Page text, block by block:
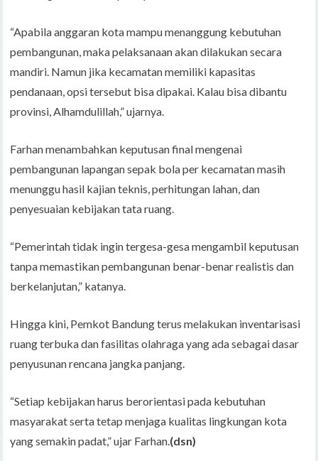
“Apabila anggaran kota mampu menanggung kebutuhan
pembangunan, maka pelaksanaan akan dilakukan secara
mandiri. Namun jika kecamatan memiliki kapasitas
pendanaan, opsi tersebut bisa dipakai. Kalau bisa dibantu
provinsi, Alhamdulillah,” ujarnya.
Farhan menambahkan keputusan final mengenai
pembangunan lapangan sepak bola per kecamatan masih
menunggu hasil kajian teknis, perhitungan lahan, dan
penyesuaian kebijakan tata ruang.
“Pemerintah tidak ingin tergesa-gesa mengambil keputusan
tanpa memastikan pembangunan benar-benar realistis dan
berkelanjutan,” katanya.
Hingga kini, Pemkot Bandung terus melakukan inventarisasi
ruang terbuka dan fasilitas olahraga yang ada sebagai dasar
penyusunan rencana jangka panjang.
“Setiap kebijakan harus berorientasi pada kebutuhan
masyarakat serta tetap menjaga kualitas lingkungan kota
yang semakin padat,” ujar Farhan.(dsn)